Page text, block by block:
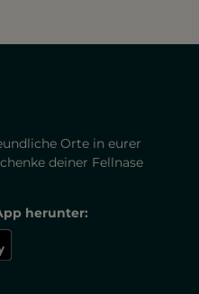
Orte in eurer
deiner Fellnase
herunter: